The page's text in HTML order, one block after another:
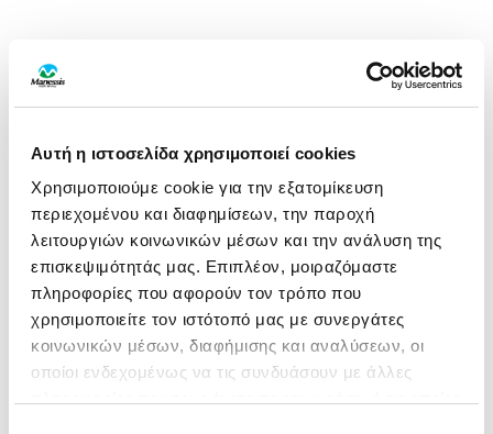
Αυτή η ιστοσελίδα χρησιμοποιεί cookies
Χρησιμοποιούμε cookie για την εξατομίκευση
περιεχομένου και διαφημίσεων, την παροχή
λειτουργιών κοινωνικών μέσων και την ανάλυση της
επισκεψιμότητάς μας. Επιπλέον, μοιραζόμαστε
πληροφορίες που αφορούν τον τρόπο που
χρησιμοποιείτε τον ιστότοπό μας με συνεργάτες
κοινωνικών μέσων, διαφήμισης και αναλύσεων, οι
οποίοι ενδεχομένως να τις συνδυάσουν με άλλες